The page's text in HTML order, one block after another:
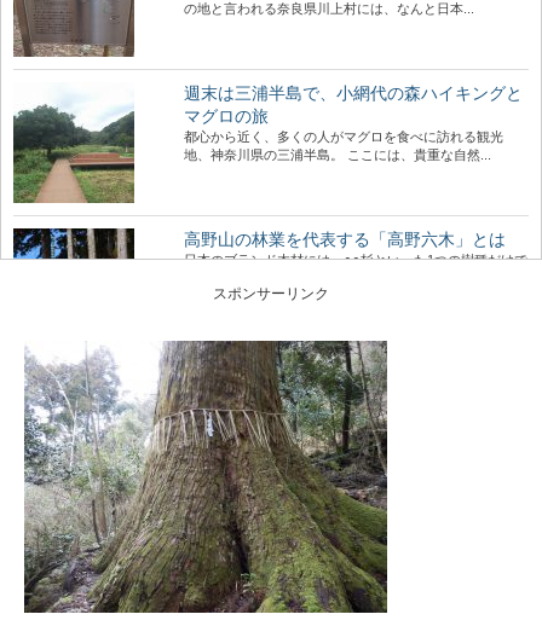
の地と言われる奈良県川上村には、なんと日本...
週末は三浦半島で、小網代の森ハイキングと
マグロの旅
都心から近く、多くの人がマグロを食べに訪れる観光
地、神奈川県の三浦半島。 ここには、貴重な自然...
高野山の林業を代表する「高野六木」とは
日本のブランド木材には、○○杉といった1つの樹種だけで
マニアもビギナーも楽しめる！？「林業機械
展」に行ってきた
年に１回開催されている、林業界にとっては恒例のイベ
ント「林業機械展」。 とてもマニアックな響き...
木目の種類：柾目・板目・木口を、バウムク
ーヘンで学ぼう
木目の種類、「柾目」「板目」「木口」って聞いたこと
がありますか？ 丸太をどのように製材したらど...
スポンサーリンク